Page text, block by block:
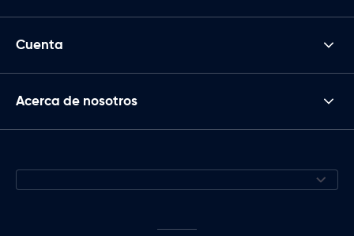
Cuenta
Acerca de nosotros